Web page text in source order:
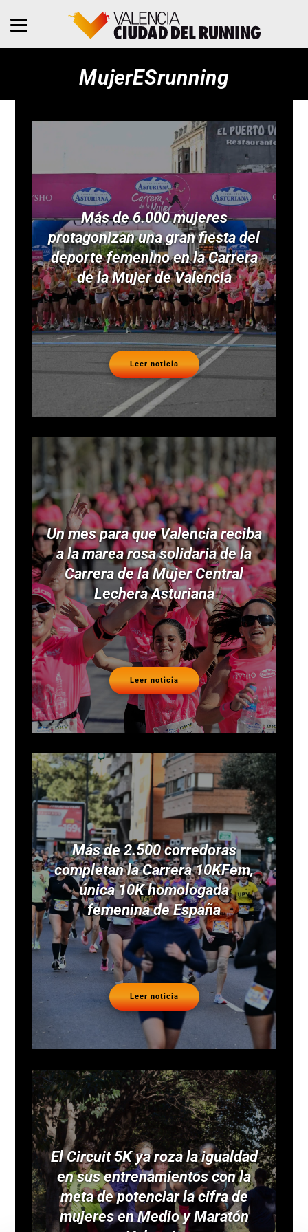
MujerESrunning
Más de 6.000 mujeres
protagonizan una gran fiesta del
deporte femenino en la Carrera
de la Mujer de Valencia
Leer noticia
Un mes para que Valencia reciba
a la marea rosa solidaria de la
Carrera de la Mujer Central
Lechera Asturiana
Leer noticia
Más de 2.500 corredoras
completan la Carrera 10KFem,
única 10K homologada
femenina de España
Leer noticia
El Circuit 5K ya roza la igualdad
en sus entrenamientos con la
meta de potenciar la cifra de
mujeres en Medio y Maratón